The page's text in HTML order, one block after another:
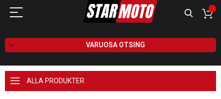
VARUOSA OTSING
ALLA PRODUKTER